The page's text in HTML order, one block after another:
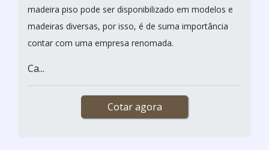
madeira piso pode ser disponibilizado em modelos e
madeiras diversas, por isso, é de suma importância
contar com uma empresa renomada.
Ca...
Cotar agora